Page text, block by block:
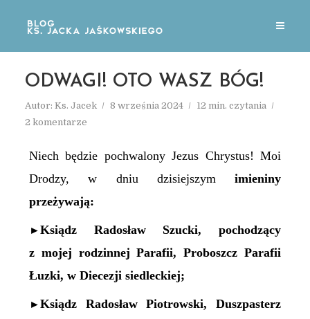
ODWAGI! OTO WASZ BÓG!
Autor: Ks. Jacek 8 września 2024
12 min. czytania
2 komentarze
Niech będzie pochwalony Jezus Chrystus! Moi
Drodzy, w dniu dzisiejszymimieniny
przeżywają:
►Ksiądz Radosław Szucki, pochodzący
z mojej rodzinnej Parafii,Proboszcz Parafii
Łuzki, w Diecezji siedleckiej;
►Ksiądz Radosław Piotrowski, Duszpasterz